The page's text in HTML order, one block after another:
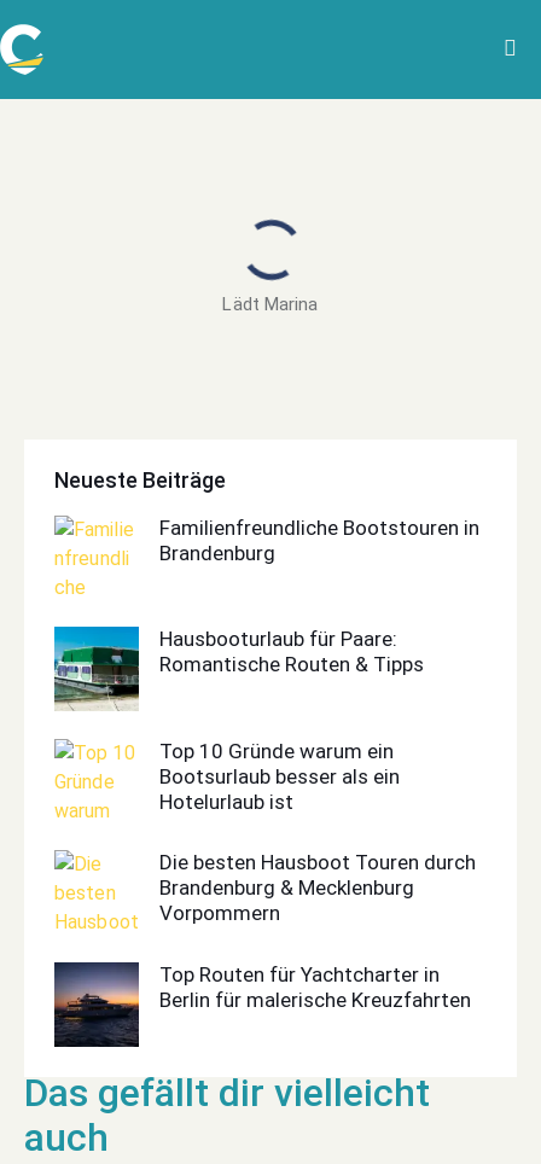
Lädt Marina
Neueste Beiträge
Familienfreundliche Bootstouren in
Brandenburg
Hausbooturlaub für Paare:
Romantische Routen & Tipps
Top 10 Gründe warum ein
Bootsurlaub besser als ein
Hotelurlaub ist
Die besten Hausboot Touren durch
Brandenburg & Mecklenburg
Vorpommern
Top Routen für Yachtcharter in
Berlin für malerische Kreuzfahrten